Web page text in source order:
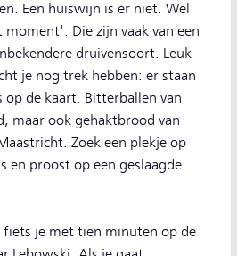
Een huiswijn is er niet. Wel
Die zijn vaak van een
druivensoort. Leuk
je nog trek hebben: er staan
op de kaart. Bitterballen van
maar ook gehaktbrood van
Zoek een plekje op
en proost op een geslaagde
je met tien minuten op de